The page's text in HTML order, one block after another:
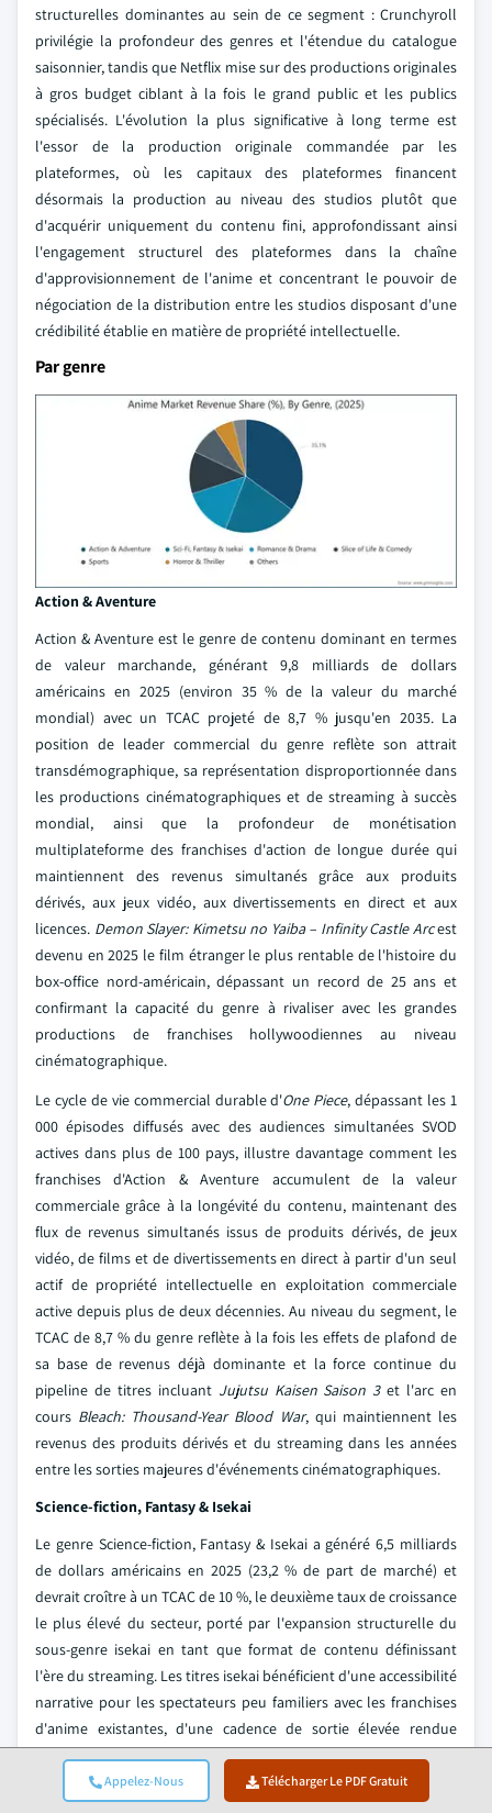
Appelez-Nous Télécharger Le PDF Gratuit
structurelles dominantes au sein de ce segment : Crunchyroll
privilégie la profondeur des genres et l'étendue du catalogue
saisonnier, tandis que Netflix mise sur des productions originales
à gros budget ciblant à la fois le grand public et les publics
spécialisés. L'évolution la plus significative à long terme est
l'essor de la production originale commandée par les
plateformes, où les capitaux des plateformes financent
désormais la production au niveau des studios plutôt que
d'acquérir uniquement du contenu fini, approfondissant ainsi
l'engagement structurel des plateformes dans la chaîne
d'approvisionnement de l'anime et concentrant le pouvoir de
négociation de la distribution entre les studios disposant d'une
crédibilité établie en matière de propriété intellectuelle.
Par genre
Action & Aventure
Action & Aventure est le genre de contenu dominant en termes
de valeur marchande, générant 9,8 milliards de dollars
américains en 2025 (environ 35 % de la valeur du marché
mondial) avec un TCAC projeté de 8,7 % jusqu'en 2035. La
position de leader commercial du genre reflète son attrait
transdémographique, sa représentation disproportionnée dans
les productions cinématographiques et de streaming à succès
mondial, ainsi que la profondeur de monétisation
multiplateforme des franchises d'action de longue durée qui
maintiennent des revenus simultanés grâce aux produits
dérivés, aux jeux vidéo, aux divertissements en direct et aux
licences. Demon Slayer: Kimetsu no Yaiba – Infinity Castle Arcest
devenu en 2025 le film étranger le plus rentable de l'histoire du
box-office nord-américain, dépassant un record de 25 ans et
confirmant la capacité du genre à rivaliser avec les grandes
productions de franchises hollywoodiennes au niveau
cinématographique.
Le cycle de vie commercial durable d'One Piece, dépassant les 1
000 épisodes diffusés avec des audiences simultanées SVOD
actives dans plus de 100 pays, illustre davantage comment les
franchises d'Action & Aventure accumulent de la valeur
commerciale grâce à la longévité du contenu, maintenant des
flux de revenus simultanés issus de produits dérivés, de jeux
vidéo, de films et de divertissements en direct à partir d'un seul
actif de propriété intellectuelle en exploitation commerciale
active depuis plus de deux décennies. Au niveau du segment, le
TCAC de 8,7 % du genre reflète à la fois les effets de plafond de
sa base de revenus déjà dominante et la force continue du
pipeline de titres incluant Jujutsu Kaisen Saison 3et l'arc en
cours Bleach: Thousand-Year Blood War, qui maintiennent les
revenus des produits dérivés et du streaming dans les années
entre les sorties majeures d'événements cinématographiques.
Science-fiction, Fantasy & Isekai
Le genre Science-fiction, Fantasy & Isekai a généré 6,5 milliards
de dollars américains en 2025 (23,2 % de part de marché) et
devrait croître à un TCAC de 10 %, le deuxième taux de croissance
le plus élevé du secteur, porté par l'expansion structurelle du
sous-genre isekai en tant que format de contenu définissant
l'ère du streaming. Les titres isekai bénéficient d'une accessibilité
narrative pour les spectateurs peu familiers avec les franchises
d'anime existantes, d'une cadence de sortie élevée rendue
possible par un pipeline approfondi d'adaptations de light
novels, et de la capacité prouvée du genre à générer
simultanément des revenus issus de produits dérivés et de jeux